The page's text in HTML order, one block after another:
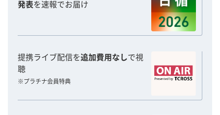
発表を速報でお届け
提携ライブ配信を追加費用なしで視
聴
※プラチナ会員特典